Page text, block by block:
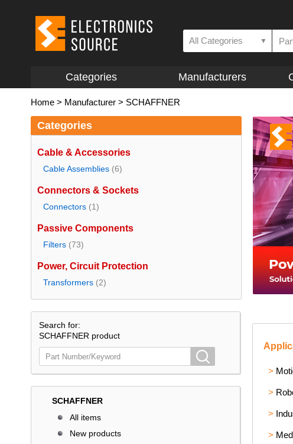
All Categories ▼
Categories Manufacturers
Home > Manufacturer > SCHAFFNER
Categories
Cable & Accessories
Cable Assemblies (6)
Connectors & Sockets
Connectors (1)
Passive Components
Filters (73)
Power, Circuit Protection
Transformers (2)
Search for:
SCHAFFNER product
SCHAFFNER
All items
New products
>
>
>
>